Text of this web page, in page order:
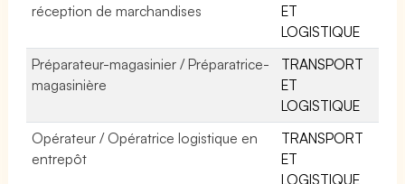
réception de marchandises
ET
LOGISTIQUE
Préparateur-magasinier / Préparatrice-
magasinière
TRANSPORT
ET
LOGISTIQUE
Opérateur / Opératrice logistique en
entrepôt
TRANSPORT
ET
LOGISTIQUE